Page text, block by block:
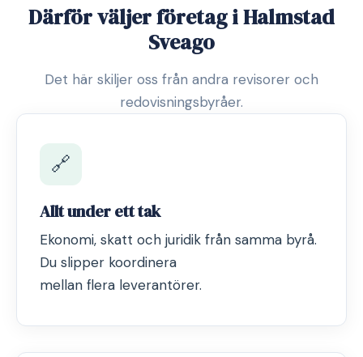
Därför väljer företag i Halmstad
Sveago
Det här skiljer oss från andra revisorer och
redovisningsbyråer.
🔗
Allt under ett tak
Ekonomi, skatt och juridik från samma byrå.
Du slipper koordinera
mellan flera leverantörer.